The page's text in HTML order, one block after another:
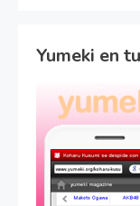
Yumeki en